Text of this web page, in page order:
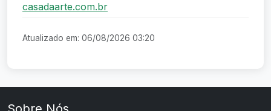
casadaarte.com.br
Atualizado em: 06/08/2026 03:20